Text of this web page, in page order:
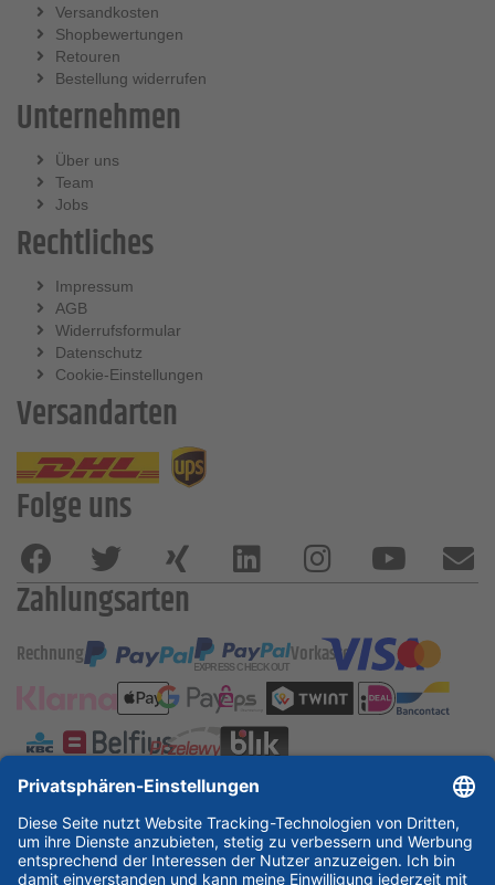
Versandkosten
Shopbewertungen
Retouren
Bestellung widerrufen
Unternehmen
Über uns
Team
Jobs
Rechtliches
Impressum
AGB
Widerrufsformular
Datenschutz
Cookie-Einstellungen
Versandarten
Folge uns
Zahlungsarten
Rechnung Vorkasse
ESSKA International
new
new new